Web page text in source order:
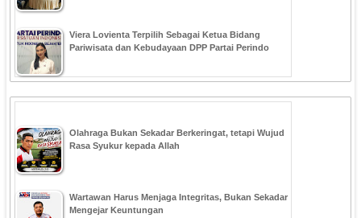
Viera Lovienta Terpilih Sebagai Ketua Bidang
Pariwisata dan Kebudayaan DPP Partai Perindo
Olahraga Bukan Sekadar Berkeringat, tetapi Wujud
Rasa Syukur kepada Allah
Wartawan Harus Menjaga Integritas, Bukan Sekadar
Mengejar Keuntungan